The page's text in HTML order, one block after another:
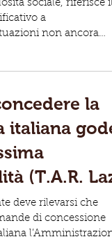
sociale, riferisce il
a
non ancora
la
italiana gode
(T.A.R. Laz
deve rilevarsi che
di concessione